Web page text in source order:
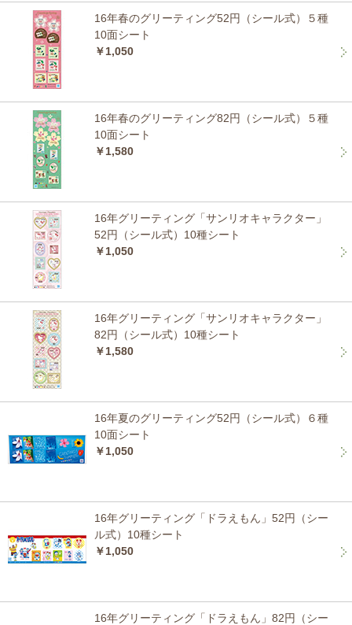
16年春のグリーティング52円（シール式）５種
10面シート
￥1,050
16年春のグリーティング82円（シール式）５種
10面シート
￥1,580
16年グリーティング「サンリオキャラクター」
52円（シール式）10種シート
￥1,050
16年グリーティング「サンリオキャラクター」
82円（シール式）10種シート
￥1,580
16年夏のグリーティング52円（シール式）６種
10面シート
￥1,050
16年グリーティング「ドラえもん」52円（シー
ル式）10種シート
￥1,050
16年グリーティング「ドラえもん」82円（シー